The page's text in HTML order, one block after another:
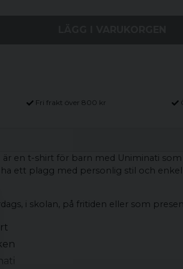
Fri frakt över 800 kr
är en t-shirt för barn med Uniminati
ett plagg med personlig stil och
i skolan, på fritiden eller som